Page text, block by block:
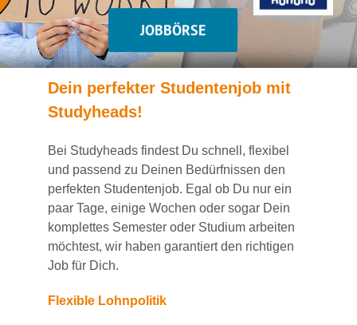
JOBBÖRSE
Dein perfekter Studentenjob mit
Studyheads!
Bei Studyheads findest Du schnell, flexibel
und passend zu Deinen Bedürfnissen den
perfekten Studentenjob. Egal ob Du nur ein
paar Tage, einige Wochen oder sogar Dein
komplettes Semester oder Studium arbeiten
möchtest, wir haben garantiertden richtigen
Job für Dich.
Flexible Lohnpolitik